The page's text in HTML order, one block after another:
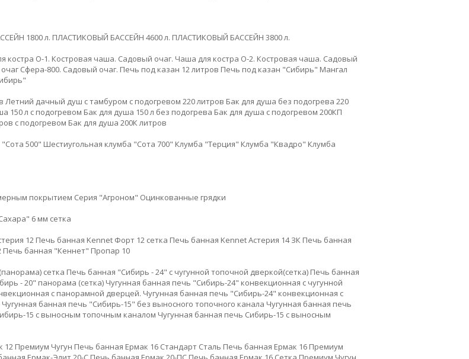
1800 л. ПЛАСТИКОВЫЙ БАССЕЙН 4600 л. ПЛАСТИКОВЫЙ БАССЕЙН 3800 л.
костра О-1. Костровая чаша. Садовый очаг. Чаша для костра О-2. Костровая чаша. Садовый
Сфера-800. Садовый очаг. Печь под казан 12 литров Печь под казан "Сибирь" Мангал
Летний дачный душ с тамбуром с подогревом 220 литров Бак для душа без подогрева 220
150 л с подогревом Бак для душа 150 л без подогрева Бак для душа с подогревом 200КП
с подогревом Бак для душа 200К литров
500" Шестиугольная клумба "Сота 700" Клумба "Терция" Клумба "Квадро" Клумба
покрытием Серия "Агроном" Оцинкованные грядки
6 мм сетка
12 Печь банная Kennet Форт 12 сетка Печь банная Kennet Астерия 14 ЗК Печь банная
Печь банная "Кеннет" Пропар 10
сетка Печь банная "Сибирь - 24" с чугунной топочной дверкой(сетка) Печь банная
- 20" панорама (сетка) Чугунная банная печь "Сибирь-24" конвекционная с чугунной
с панорамной дверцей. Чугунная банная печь "Сибирь-24" конвекционная с
Чугунная банная печь "Сибирь-15" без выносного топочного канала Чугунная банная печь
15 с выносным топочным каналом Чугунная банная печь Сибирь-15 с выносным
12 Премиум Чугун Печь банная Ермак 16 Стандарт Сталь Печь банная Ермак 16 Премиум